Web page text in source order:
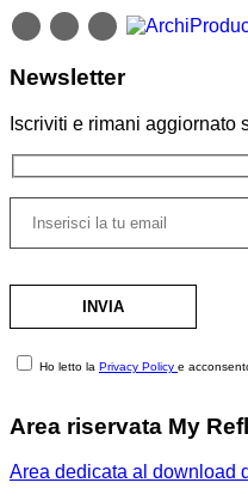
Newsletter
Iscriviti e rimani aggiornato
Ho letto la Privacy Policy e
Area riservata My
Area dedicata al download